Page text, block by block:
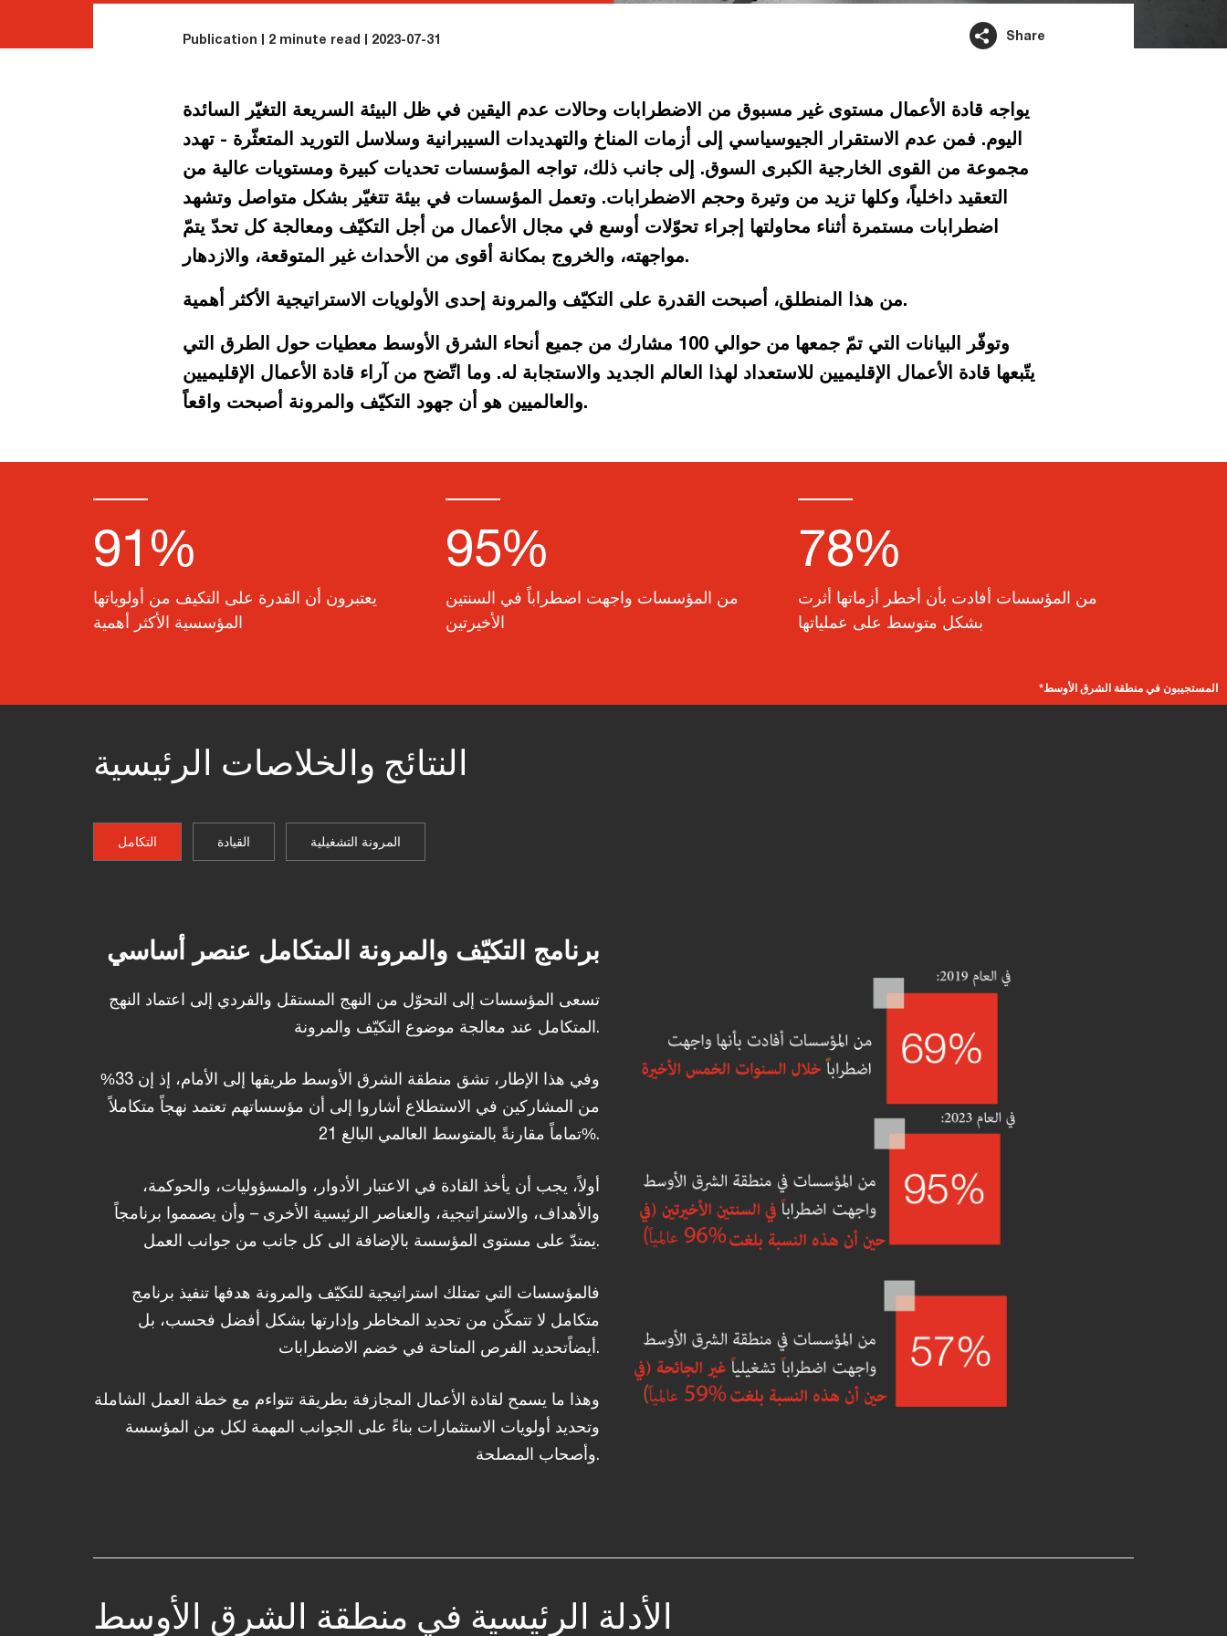
Publication 2 minute read 2023-07-31 Share
يواجه قادة الأعمال مستوى غير مسبوق من الاضطرابات وحالات عدم اليقين في ظل البيئة السريعة التغيّر السائدة
اليوم. فمن عدم الاستقرار الجيوسياسي إلى أزمات المناخ والتهديدات السيبرانية وسلاسل التوريد المتعثّرة - تهدد
مجموعة من القوى الخارجية الكبرى السوق. إلى جانب ذلك، تواجه المؤسسات تحديات كبيرة ومستويات عالية من
التعقيد داخلياً، وكلها تزيد من وتيرة وحجم الاضطرابات. وتعمل المؤسسات في بيئة تتغيّر بشكل متواصل وتشهد
اضطرابات مستمرة أثناء محاولتها إجراء تحوّلات أوسع في مجال الأعمال من أجل التكيّف ومعالجة كل تحدّ يتمّ
مواجهته، والخروج بمكانة أقوى من الأحداث غير المتوقعة، والازدهار.
من هذا المنطلق، أصبحت القدرة على التكيّف والمرونة إحدى الأولويات الاستراتيجية الأكثر أهمية.
وتوفّر البيانات التي تمّ جمعها من حوالي 100 مشارك من جميع أنحاء الشرق الأوسط معطيات حول الطرق التي
يتّبعها قادة الأعمال الإقليميين للاستعداد لهذا العالم الجديد والاستجابة له. وما اتّضح من آراء قادة الأعمال الإقليميين
والعالميين هو أن جهود التكيّف والمرونة أصبحت واقعاً.
91%
يعتبرون أن القدرة على التكيف من أولوياتها
المؤسسية الأكثر أهمية
95%
من المؤسسات واجهت اضطراباً في السنتين
الأخيرتين
78%
من المؤسسات أفادت بأن أخطر أزماتها أثرت
بشكل متوسط على عملياتها
*المستجيبون في منطقة الشرق الأوسط
النتائج والخلاصات الرئيسية
التكامل القيادة المرونة التشغيلية
برنامج التكيّف والمرونة المتكامل عنصر أساسي
تسعى المؤسسات إلى التحوّل من النهج المستقل والفردي إلى اعتماد النهج
المتكامل عند معالجة موضوع التكيّف والمرونة.
وفي هذا الإطار، تشق منطقة الشرق الأوسط طريقها إلى الأمام، إذ إن 33%
من المشاركين في الاستطلاع أشاروا إلى أن مؤسساتهم تعتمد نهجاً متكاملاً
تماماً مقارنةً بالمتوسط العالمي البالغ 21%.
أولاً، يجب أن يأخذ القادة في الاعتبار الأدوار، والمسؤوليات، والحوكمة،
والأهداف، والاستراتيجية، والعناصر الرئيسية الأخرى – وأن يصمموا برنامجاً
يمتدّ على مستوى المؤسسة بالإضافة الى كل جانب من جوانب العمل.
فالمؤسسات التي تمتلك استراتيجية للتكيّف والمرونة هدفها تنفيذ برنامج
متكامل لا تتمكّن من تحديد المخاطر وإدارتها بشكل أفضل فحسب، بل
أيضاًتحديد الفرص المتاحة في خضم الاضطرابات.
وهذا ما يسمح لقادة الأعمال المجازفة بطريقة تتواءم مع خطة العمل الشاملة
وتحديد أولويات الاستثمارات بناءً على الجوانب المهمة لكل من المؤسسة
وأصحاب المصلحة.
يتطلب وجود قيادة تنفيذية وفرق تمتلك المهارات
بما أن عدداً متزايداً من المؤسسات يتجه لدمج برامجه المتعلقة بالتكيّف
الأدلة الرئيسية في منطقة الشرق الأوسط